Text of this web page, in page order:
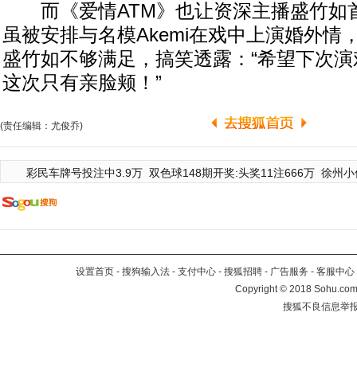
而《爱情ATM》也让资深主播盛竹如
虽被安排与名模Akemi在戏中上演婚外情
盛竹如不够满足，搞笑透露：“希望下次
这次只有亲脸颊！”
(责任编辑：尤俊乔)
彩民车牌号投注中3.9万 双色球148期开奖:头奖11注666万 徐州
设置首页 - 搜狗输入法 - 支付中心 - 搜狐招聘 - 广告服务 - 客服中心
Copyright©2018
搜狐不良信息举